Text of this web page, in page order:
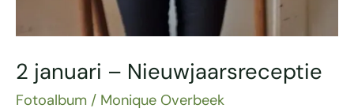
2 januari – Nieuwjaarsreceptie
Fotoalbum / Monique Overbeek